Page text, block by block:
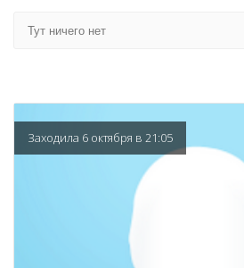
Тут ничего нет
Заходила 6 октября в 21:05